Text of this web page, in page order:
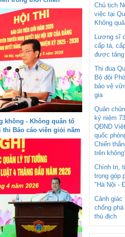
không - Không quân tổ
thi Báo cáo viên giỏi năm
Chủ tịch
việc tại
Không
Lương sĩ
cấp tá,
được tăng
Thi đua
Bộ đội
bảo vệ
gia
Quân
kỷ niệm
QĐND
quốc
Chiến
trên
Chính trị,
trọng góp
"Hà Nội -
Cảnh
chống
thù địch